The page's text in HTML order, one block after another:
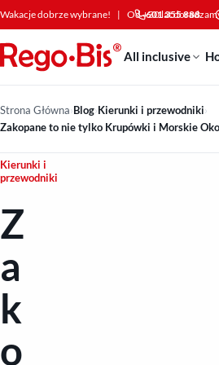
Przejdź do treści
Wakacje dobrze wybrane! | Od +30 lat
601 355 888
All inclusive
Strona Główna›Blog›Kierunki i przewodniki›
Zakopane to nie tylko Krupówki i Morskie Oko
Kierunki i
przewodniki
Z
a
k
o